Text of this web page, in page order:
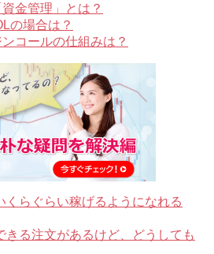
金管理」とは？
の場合は？
コールの仕組みは？
くらぐらい稼げるようになれる
きる注文があるけど、どうしても